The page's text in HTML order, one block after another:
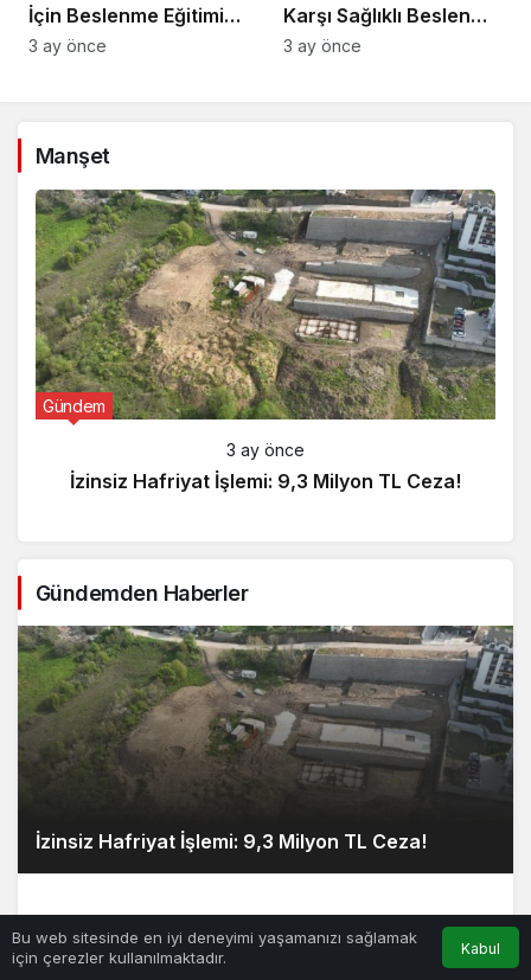
İçin Beslenme Eğitimi
Başladı
3 ay önce
Karşı Sağlıklı Beslenme
İpuçları
3 ay önce
Manşet
Gündem
3 ay önce
İzinsiz Hafriyat İşlemi: 9,3 Milyon TL Ceza!
Gündemden Haberler
İzinsiz Hafriyat İşlemi: 9,3 Milyon TL Ceza!
Bu web sitesinde en iyi deneyimi yaşamanızı sağlamak
için çerezler kullanılmaktadır.
Kabul